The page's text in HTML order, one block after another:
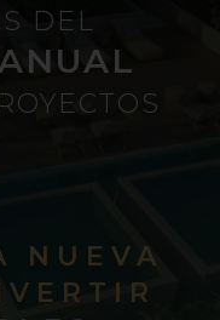
DEL
NUEVA